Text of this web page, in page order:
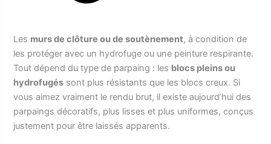
Les murs de clôture ou de soutènement, à condition de
les protéger avec un hydrofuge ou une peinture respirante.
Tout dépend du type de parpaing : les blocs pleins ou
hydrofugés sont plus résistants que les blocs creux. Si
vous aimez vraiment le rendu brut, il existe aujourd’hui des
parpaings décoratifs, plus lisses et plus uniformes, conçus
justement pour être laissés apparents.